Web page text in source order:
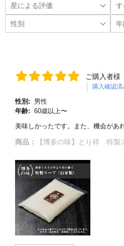
ご購入者様
購入確認済
性別:
男性
年齢: 60歳以上〜
美味しかったです。また、機会があ
商品： 【博多の味】とり祥 特製